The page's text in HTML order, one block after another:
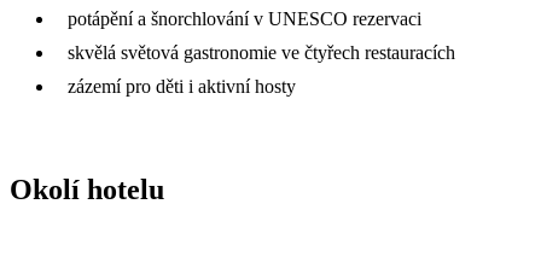
potápění a šnorchlování v UNESCO rezervaci
skvělá světová gastronomie ve čtyřech restauracích
zázemí pro děti i aktivní hosty
Okolí hotelu